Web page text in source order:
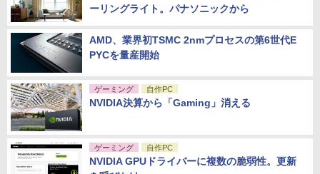
ーリングライト。パナソニックから
AMD、業界初TSMC 2nmプロセスの第6世代E
PYCを量産開始
ゲーミング 自作PC
NVIDIA決算から「Gaming」消える
ゲーミング 自作PC
NVIDIA GPUドライバーに複数の脆弱性。更新